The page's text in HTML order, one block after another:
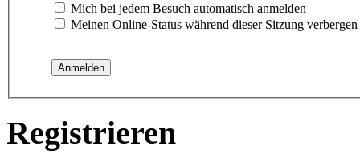
Mich bei jedem Besuch automatisch anmelden
Meinen Online-Status während dieser Sitzung verbergen
Registrieren